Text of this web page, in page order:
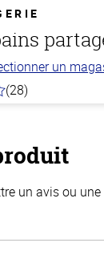
un
(28)
un avis ou